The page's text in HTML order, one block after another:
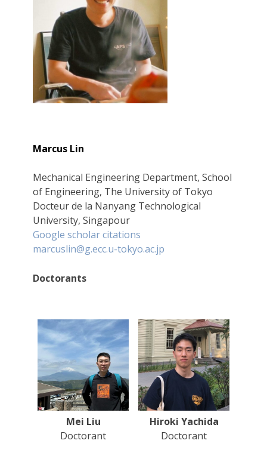
Marcus Lin
Mechanical Engineering Department, School
of Engineering, The University of Tokyo
Docteur de la Nanyang Technological
University, Singapour
Google scholar citations
marcuslin@g.ecc.u-tokyo.ac.jp
Doctorants
Mei Liu
Doctorant
Hiroki Yachida
Doctorant